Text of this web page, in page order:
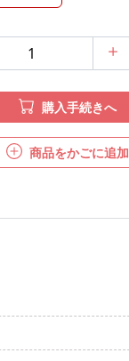
購入手続きへ
商品をかごに追加